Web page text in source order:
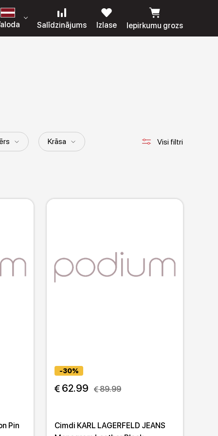
Salīdzinājums Izlase Iepirkumu grozs
Krāsa Visi filtri
Pin
-30%
62.99 89.99
Cimdi KARL LAGERFELD JEANS